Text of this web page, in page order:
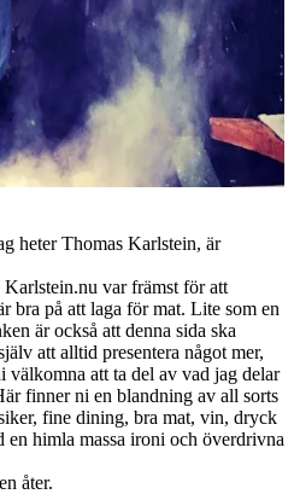
heter Thomas Karlstein, är
var främst för att
bra på att laga för mat. Lite som en
är också att denna sida ska
att alltid presentera något mer,
välkomna att ta del av vad jag delar
finner ni en blandning av all sorts
fine dining, bra mat, vin, dryck
himla massa ironi och överdrivna
åter.